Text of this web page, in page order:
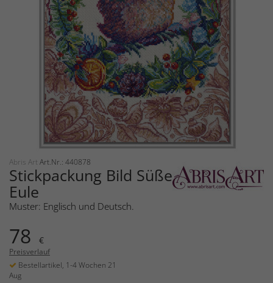
Abris Art Art.Nr.: 440878
Stickpackung Bild Süße
Eule
Muster: Englisch und Deutsch.
78 €
Preisverlauf
Bestellartikel, 1-4 Wochen 21
Aug